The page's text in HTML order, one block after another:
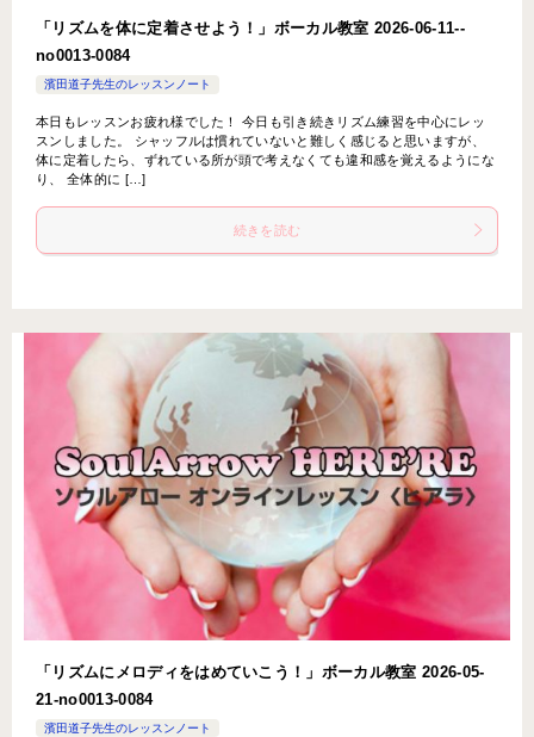
「リズムを体に定着させよう！」ボーカル教室 2026-06-11-­
no0013-­0084
濱田道子先生のレッスンノート
本日もレッスンお疲れ様でした！ 今日も引き続きリズム練習を中心にレッ
スンしました。 シャッフルは慣れていないと難しく感じると思いますが、
体に定着したら、ずれている所が頭で考えなくても違和感を覚えるようにな
り、 全体的に […]
続きを読む
「リズムにメロディをはめていこう！」ボーカル教室 2026-05-
21-­no0013-­0084
濱田道子先生のレッスンノート